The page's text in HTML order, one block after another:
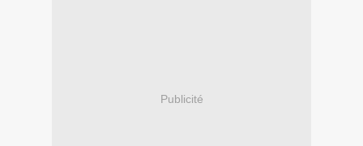
Publicité